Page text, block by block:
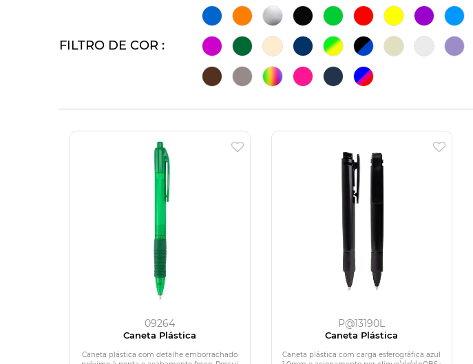
FILTRO DE COR :
09264
Caneta Plástica
Caneta plástica com detalhe emborrachado
P@13190L
Caneta Plástica
Caneta plástica com carga esferográfica azul